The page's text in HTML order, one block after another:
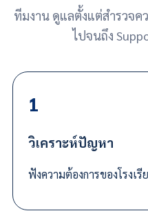
ทีมงาน ดูแลตั้งแต่สำรวจค
ไปจนถึง
1
วิเคราะห์ปัญหา
ฟังความต้องการของโรงเ